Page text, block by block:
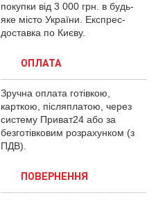
покупки від 3 000 грн. в будь-
яке місто України. Експрес-
доставка по Києву.
ОПЛАТА
Зручна оплата готівкою,
карткою, післяплатою, через
систему Приват24 або за
безготівковим розрахунком (з
ПДВ).
ПОВЕРНЕННЯ